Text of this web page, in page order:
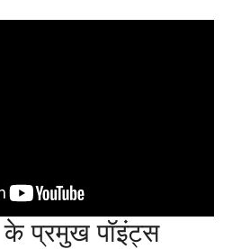
प्रमुख पॉइंट्स